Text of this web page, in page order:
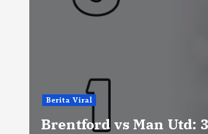
Berita Viral
Brentford vs Man Utd: